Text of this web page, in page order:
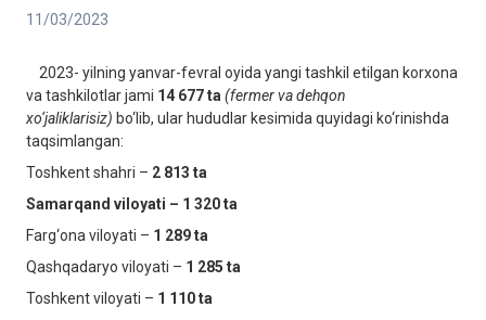
11/03/2023
2023- yilning yanvar-fevral oyida yangi tashkil etilgan korxona
va tashkilotlar jami 14 677ta (fermer va dehqon
xo‘jaliklarisiz) bo‘lib, ular hududlar kesimida quyidagi ko‘rinishda
taqsimlangan:
Toshkent shahri – 2 813 ta
Samarqand viloyati – 1 320 ta
Farg‘ona viloyati – 1 289 ta
Qashqadaryo viloyati – 1 285 ta
Toshkent viloyati – 1 110 ta